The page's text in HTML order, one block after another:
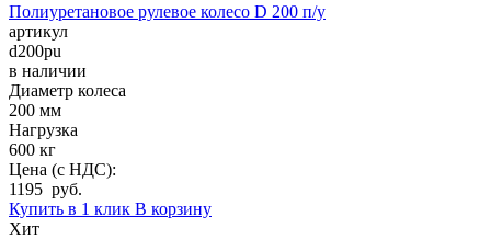
Полиуретановое рулевое колесо D 200 п/у
артикул
d200pu
в наличии
Диаметр колеса
200 мм
Нагрузка
600 кг
Цена (с НДС):
1195 руб.
Купить в 1 клик В корзину
Хит